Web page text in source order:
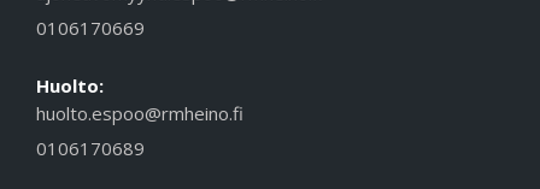
0106170669
Huolto:
huolto.espoo@rmheino.fi
0106170689